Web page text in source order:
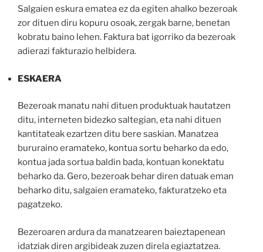
Salgaien eskura ematea ez da egiten ahalko bezeroak
zor dituen diru kopuru osoak, zergak barne, benetan
kobratu baino lehen. Faktura bat igorriko da bezeroak
adierazi fakturazio helbidera.
ESKAERA
Bezeroak manatu nahi dituen produktuak hautatzen
ditu, interneten bidezko saltegian, eta nahi dituen
kantitateak ezartzen ditu bere saskian. Manatzea
bururaino eramateko, kontua sortu beharko da edo,
kontua jada sortua baldin bada, kontuan konektatu
beharko da. Gero, bezeroak behar diren datuak eman
beharko ditu, salgaien eramateko, fakturatzeko eta
pagatzeko.
Bezeroaren ardura da manatzearen baieztapenean
idatziak diren argibideak zuzen direla egiaztatzea.